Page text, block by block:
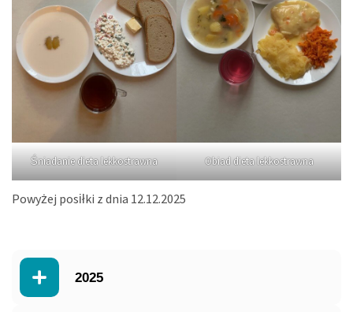
Śniadanie dieta lekkostrawna Obiad dieta lekkostrawna
Powyżej posiłki z dnia 12.12.2025
2025